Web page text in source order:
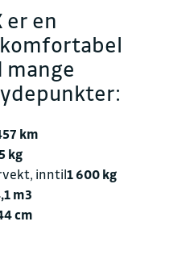
er en
mange
km
kg
inntil1 600 kg
m3
cm